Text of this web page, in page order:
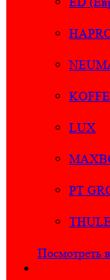
LUX
PT
Посмотреть